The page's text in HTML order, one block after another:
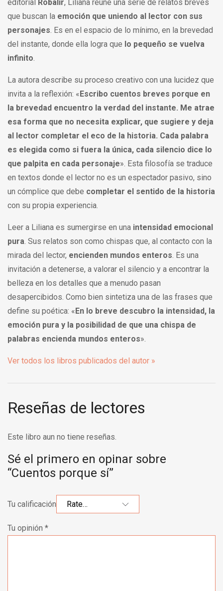
editorial Robalir, Liliana reúne una serie de relatos breves
que buscan la emoción que uniendo al lector con sus
personajes. Es en el espacio de lo mínimo, en la brevedad
del instante, donde ella logra que lo pequeño se vuelva
infinito.
La autora describe su proceso creativo con una lucidez que
invita a la reflexión: «Escribo cuentos breves porque en
la brevedad encuentro la verdad del instante. Me atrae
esa forma que no necesita explicar, que sugiere y deja
al lector completar el eco de la historia. Cada palabra
es elegida como si fuera la única, cada silencio dice lo
que palpita en cada personaje». Esta filosofía se traduce
en textos donde el lector no es un espectador pasivo, sino
un cómplice que debe completar el sentido de la historia
con su propia experiencia.
Leer a Liliana es sumergirse en una intensidad emocional
pura. Sus relatos son como chispas que, al contacto con la
mirada del lector, encienden mundos enteros. Es una
invitación a detenerse, a valorar el silencio y a encontrar la
belleza en los detalles que a menudo pasan
desapercibidos. Como bien sintetiza una de las frases que
define su poética: «En lo breve descubro la intensidad, la
emoción pura y la posibilidad de que una chispa de
palabras encienda mundos enteros».
Ver todos los libros publicados del autor »
Reseñas de lectores
Este libro aun no tiene reseñas.
Sé el primero en opinar sobre
“Cuentos porque sí”
Tu calificación
Tu opinión *